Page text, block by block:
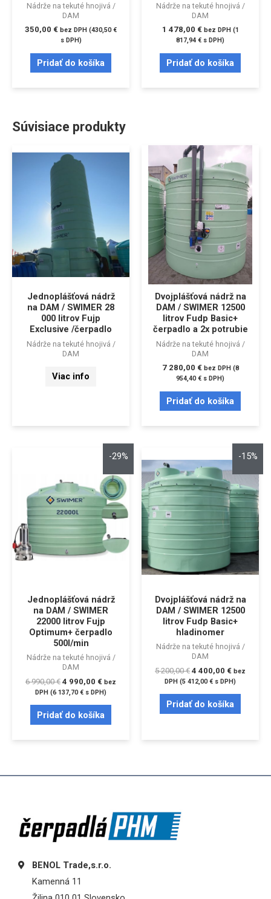
Nádrže na tekuté hnojivá /
DAM
350,00 € bez DPH (430,50€
s DPH)
Pridať do košíka
Nádrže na tekuté hnojivá /
DAM
1 478,00 € bez DPH (1
817,94 € s DPH)
Pridať do košíka
Súvisiace produkty
Jednoplášťová nádrž
na DAM / SWIMER 28
000 litrov Fujp
Exclusive /čerpadlo
Nádrže na tekuté hnojivá /
DAM
Viac info
Dvojplášťová nádrž na
DAM / SWIMER 12500
litrov Fudp Basic+
čerpadlo a 2x potrubie
Nádrže na tekuté hnojivá /
DAM
7 280,00 € bez DPH (8
954,40€ s DPH)
Pridať do košíka
-29%
Jednoplášťová nádrž
na DAM / SWIMER
22000 litrov Fujp
Optimum+ čerpadlo
500l/min
Nádrže na tekuté hnojivá /
DAM
6 990,00€ 4 990,00 € bez
DPH (6 137,70€ s DPH)
Pridať do košíka
-15%
Dvojplášťová nádrž na
DAM / SWIMER 12500
litrov Fudp Basic+
hladinomer
Nádrže na tekuté hnojivá /
DAM
5 200,00€ 4 400,00 € bez
DPH (5 412,00€ s DPH)
Pridať do košíka
BENOL Trade,s.r.o.
Kamenná 11